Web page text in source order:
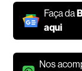
Faça da
aqui
Nos